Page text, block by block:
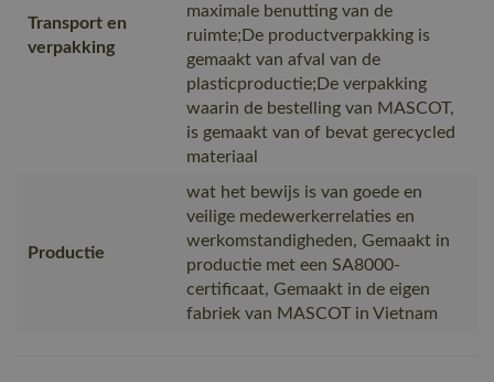
Transport en
verpakking
maximale benutting van de
ruimte;De productverpakking is
gemaakt van afval van de
plasticproductie;De verpakking
waarin de bestelling van MASCOT,
is gemaakt van of bevat gerecycled
materiaal
Productie
wat het bewijs is van goede en
veilige medewerkerrelaties en
werkomstandigheden, Gemaakt in
productie met een SA8000-
certificaat, Gemaakt in de eigen
fabriek van MASCOT in Vietnam